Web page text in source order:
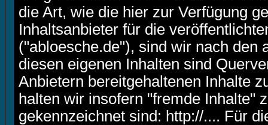
die Art, wie die hier zur Verfügung
Inhaltsanbieter für die
("abloesche.de"), sind wir nach den
diesen eigenen Inhalten sind
Anbietern bereitgehaltenen Inhalte
halten wir insofern "fremde Inhalte"
gekennzeichnet sind: http://.... Für